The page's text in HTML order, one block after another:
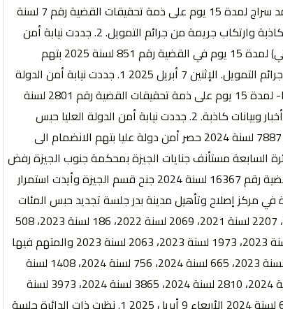
</الأحد 6 أبريل 2025 1. جددت نيابة أمن الدولة العليا حبس الصحفي/ أحمد سراج لمدة 15 يوم على ذمة تحقيقات القضية رقم 7 لسنة
2025 أمن دولة عليا بتهم الانضمام الى جماعة ارهابية ونشر أخبار وبيانات كاذبة وارتكاب جريمة من جرائم التمويل. 2. جددت نيابة أمن
الدولة العليا حبس كل من (1. إبراهيم خالد إبراهيم، 2. كريم ياسر عبد الشافي) لمدة 15 يوم في القضية رقم 851 لسنة 2025 بتهم
الانضمام الى جماعة ارهابية ونشر أخبار وبيانات كاذبة وارتكاب جريمة من جرائم التمويل. الإثنين 7 أبريل 2025 1. جددت نيابة أمن الدولة
العليا حبس الطفل/ محمد خالد جمعة عبد العزيز -البالغ من العمر 15 عاما- لمدة 15 يوم على ذمة تحقيقات القضية رقم 2801 لسنة
2025 حصر أمن دولة عليا والمتهم فيها باعتناق أفكار تنظيم داعش ونشر أخبار وبيانات كاذبة. 2. جددت نيابة أمن الدولة العليا حبس
المواطنة/ مروة سامى أبو زيد عبده لمدة 15 يوما على ذمة القضية رقم 7887 لسنة 2024 حصر أمن دولة عليا بتهم الانضمام الى
وبيانات كاذبة. الثلاثاء 8 أبريل 2025 1. قررت الدائرة السابعة مستأنف جنايات الجيزة بمحكمة جنوب الجيزة رفض
الاستئناف المقدم من المواطن/ سامح جمعة سيد على قرار حبسه في القضية رقم 16367 لسنة 2024 جنح قسم الجيزة وأيدت استمرار
القاهرة في مركز إصلاح وتأهيل مدينة بدر جلسة تجديد حبس المئات
من المواطنين على ذمة القضايا أرقام 534 لسنة 2020 1056 لسنة 2020، 2207 لسنة 2021، 2069 لسنة 2022، 186 لسنة 2023، 508
لسنة 2023، 524 لسنة 2023، 626 لسنة 2023، 717 لسنة 2023، 1301 لسنة 2023، 1973 لسنة 2023، 2063 لسنة 2023 والمتهم فيها
الصحفي محمد سعد خطاب، 2390 لسنة 2023، 2527 لسنة 2023، 3387 لسنة 2023، 665 لسنة 2024، 756 لسنة 2024، 1408 لسنة
2024، 1570 لسنة 2024، 1641 لسنة 2024، 1939 لسنة 2024، 2801 لسنة 2024، 2810 لسنة 2024، 3865 لسنة 2024، 3973 لسنة